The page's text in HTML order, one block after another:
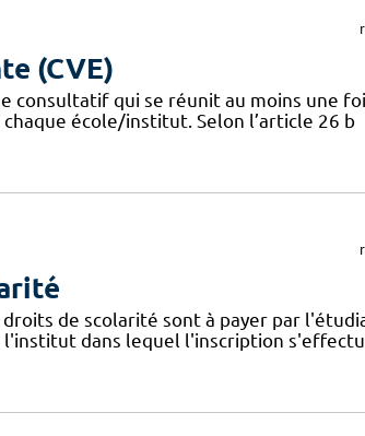
(CVE)
consultatif qui se réunit au moins une
école/institut. Selon l’article 26 b
de scolarité sont à payer par
dans lequel l'inscription